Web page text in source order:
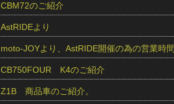
CBM72のご紹介
AstRIDEより
moto-JOYより、AstRIDE開催の為の営業時
CB750FOUR K4のご紹介
Z1B 商品車のご紹介。